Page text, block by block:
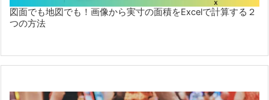
図面でも地図でも！画像から実寸の面積をExcelで計算する２
つの方法